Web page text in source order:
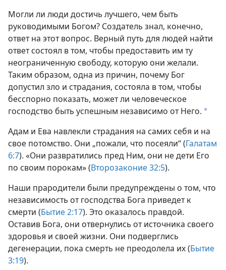
Могли ли люди достичь лучшего, чем быть
руководимыми Богом? Создатель знал, конечно,
ответ на этот вопрос. Верный путь для людей найти
ответ состоял в том, чтобы предоставить им ту
неограниченную свободу, которую они желали.
Таким образом, одна из причин, почему Бог
допустил зло и страдания, состояла в том, чтобы
бесспорно показать, может ли человеческое
господство быть успешным независимо от Него. a
Адам и Ева навлекли страдания на самих себя и на
свое потомство. Они „пожали, что посеяли“ (Галатам
6:7). «Они развратились пред Ним, они не дети Его
по своим порокам» (Второзаконие 32:5).
Наши прародители были предупреждены о том, что
независимость от господства Бога приведет к
смерти (Бытие 2:17). Это оказалось правдой.
Оставив Бога, они отвернулись от источника своего
здоровья и своей жизни. Они подверглись
дегенерации, пока смерть не преодолела их (Бытие
3:19).